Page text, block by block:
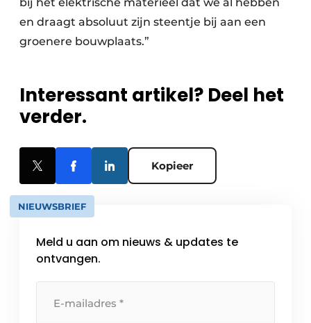
en draagt absoluut zijn steentje bij aan een
groenere bouwplaats.”
Interessant artikel? Deel het
verder.
Kopieer
NIEUWSBRIEF
Meld u aan om nieuws & updates te
ontvangen.